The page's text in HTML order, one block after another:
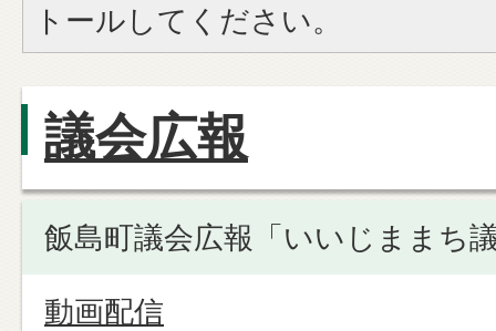
トールしてください。
議会広報
飯島町議会広報「いいじままち
動画配信